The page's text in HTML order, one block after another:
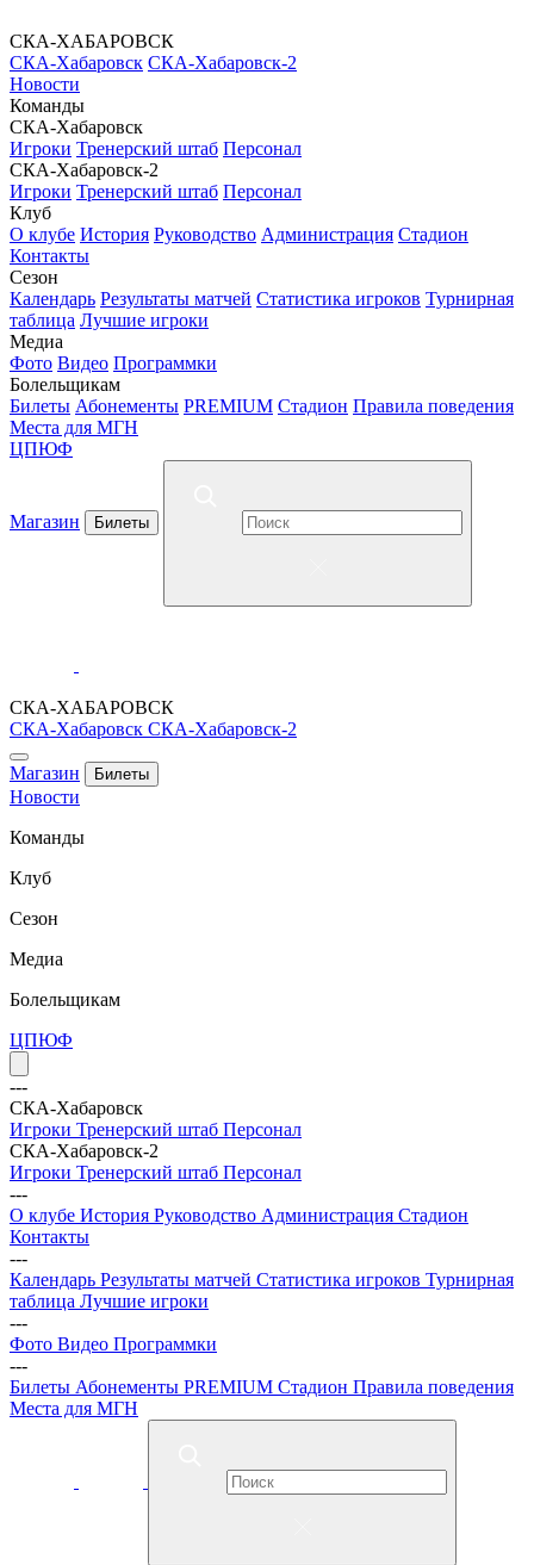
СКА-ХАБАРОВСК
СКА-Хабаровск СКА-Хабаровск-2
Новости
Команды
СКА-Хабаровск
Игроки Тренерский штаб Персонал
СКА-Хабаровск-2
Игроки Тренерский штаб Персонал
Клуб
О клубе История Руководство Администрация Стадион
Контакты
Сезон
Календарь Результаты матчей Статистика игроков Турнирная
таблица Лучшие игроки
Медиа
Фото Видео Программки
Болельщикам
Билеты Абонементы PREMIUM Стадион Правила поведения
Места для МГН
ЦПЮФ
Магазин Билеты
СКА-ХАБАРОВСК
СКА-Хабаровск СКА-Хабаровск-2
Магазин Билеты
Новости
Команды
Клуб
Сезон
Медиа
Болельщикам
ЦПЮФ
---
СКА-Хабаровск
Игроки Тренерский штаб Персонал
СКА-Хабаровск-2
Игроки Тренерский штаб Персонал
---
О клубе История Руководство Администрация Стадион
Контакты
---
Календарь Результаты матчей Статистика игроков Турнирная
таблица Лучшие игроки
---
Фото Видео Программки
---
Билеты Абонементы PREMIUM Стадион Правила поведения
Места для МГН